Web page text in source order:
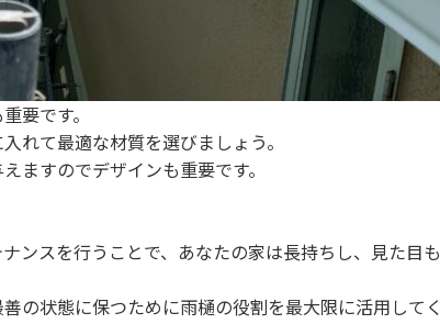
要です。
れて最適な材質を選びましょう。
ますのでデザインも重要です。
ンスを行うことで、あなたの家は長持ちし、見た目も
の状態に保つために雨樋の役割を最大限に活用してく